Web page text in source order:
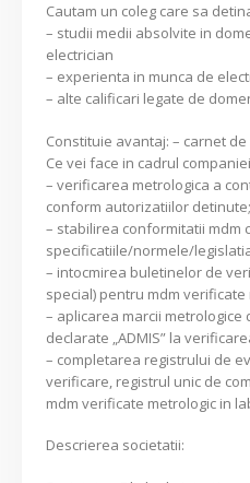
Cautam un coleg care sa
– studii medii absolvite in
electrician
– experienta in munca de
– alte calificari legate de
Constituie avantaj: – carnet
Ce vei face in cadrul
– verificarea metrologica a
conform autorizatiilor detinute;
– stabilirea conformitatii mdm
specificatiile/normele/
– intocmirea buletinelor de
special) pentru mdm verificate
– aplicarea marcii
declarate „ADMIS” la
– completarea registrului de
verificare, registrul unic de
mdm verificate metrologic in
Descrierea societatii: